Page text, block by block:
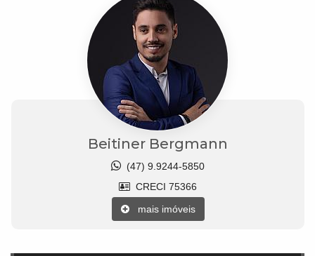
Beitiner Bergmann
(47) 9.9244-5850
CRECI 75366
mais imóveis